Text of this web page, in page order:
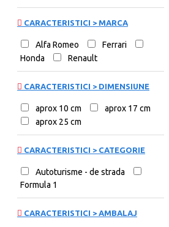
CARACTERISTICI > MARCA
Alfa Romeo
Ferrari
Honda
Renault
CARACTERISTICI > DIMENSIUNE
aprox 10 cm
aprox 17 cm
aprox 25 cm
CARACTERISTICI > CATEGORIE
Autoturisme - de strada
Formula 1
CARACTERISTICI > AMBALAJ